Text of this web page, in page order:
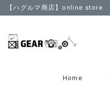
【ハグルマ商店】online store
Home